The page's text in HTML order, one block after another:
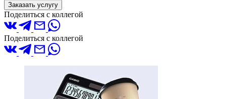
Заказать услугу
Поделиться с коллегой
Поделиться с коллегой